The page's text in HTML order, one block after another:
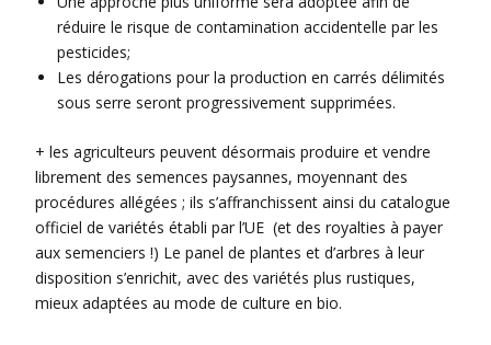
réduire le risque de contamination accidentelle par les
pesticides;
Les dérogations pour la production en carrés délimités
sous serre seront progressivement supprimées.
+ les agriculteurs peuvent désormais produire et vendre
librement des semences paysannes, moyennant des
procédures allégées ; ils s’affranchissent ainsi du catalogue
officiel de variétés établi par l’UE (et des royalties à payer
aux semenciers !) Le panel de plantes et d’arbres à leur
disposition s’enrichit, avec des variétés plus rustiques,
mieux adaptées au mode de culture en bio.